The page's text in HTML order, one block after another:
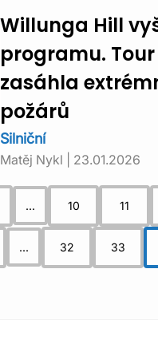
Willunga Hill
programu. Tour
zasáhla
požárů
Silniční
Matěj Nykl 23.01.2026
... 10 11
... 32 33